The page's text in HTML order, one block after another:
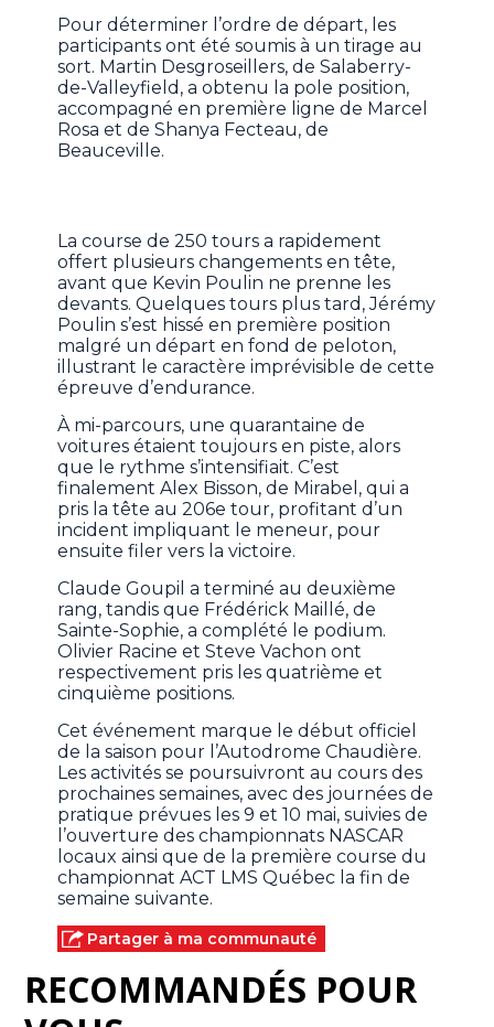
Pour déterminer l’ordre de départ, les
participants ont été soumis à un tirage au
sort. Martin Desgroseillers, de Salaberry-
de-Valleyfield, a obtenu la pole position,
accompagné en première ligne de Marcel
Rosa et de Shanya Fecteau, de
Beauceville.
La course de 250 tours a rapidement
offert plusieurs changements en tête,
avant que Kevin Poulin ne prenne les
devants. Quelques tours plus tard, Jérémy
Poulin s’est hissé en première position
malgré un départ en fond de peloton,
illustrant le caractère imprévisible de cette
épreuve d’endurance.
À mi-parcours, une quarantaine de
voitures étaient toujours en piste, alors
que le rythme s’intensifiait. C’est
finalement Alex Bisson, de Mirabel, qui a
pris la tête au 206e tour, profitant d’un
incident impliquant le meneur, pour
ensuite filer vers la victoire.
Claude Goupil a terminé au deuxième
rang, tandis que Frédérick Maillé, de
Sainte-Sophie, a complété le podium.
Olivier Racine et Steve Vachon ont
respectivement pris les quatrième et
cinquième positions.
Cet événement marque le début officiel
de la saison pour l’Autodrome Chaudière.
Les activités se poursuivront au cours des
prochaines semaines, avec des journées de
pratique prévues les 9 et 10 mai, suivies de
l’ouverture des championnats NASCAR
locaux ainsi que de la première course du
championnat ACT LMS Québec la fin de
semaine suivante.
Partager à ma communauté
RECOMMANDÉS POUR